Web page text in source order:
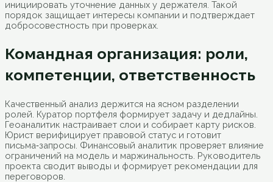
инициировать уточнение данных у держателя. Такой
порядок защищает интересы компании и подтверждает
добросовестность при проверках.
Командная организация: роли,
компетенции, ответственность
Качественный анализ держится на ясном разделении
ролей. Куратор портфеля формирует задачу и дедлайны.
Геоаналитик настраивает слои и собирает карту рисков.
Юрист верифицирует правовой статус и готовит
письма‑запросы. Финансовый аналитик проверяет влияние
ограничений на модель и маржинальность. Руководитель
проекта сводит выводы и формирует рекомендации для
переговоров.